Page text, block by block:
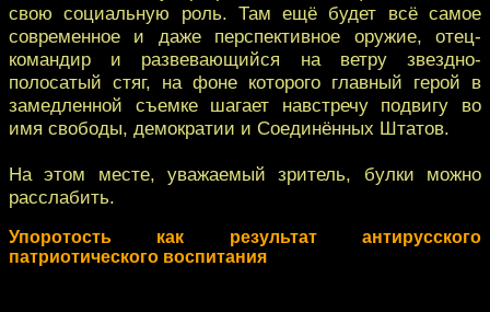
свою социальную роль. Там ещё будет всё самое
современное и даже перспективное оружие, отец-
командир и развевающийся на ветру звездно-
полосатый стяг, на фоне которого главный герой в
замедленной съемке шагает навстречу подвигу во
имя свободы, демократии и Соединённых Штатов.
На этом месте, уважаемый зритель, булки можно
расслабить.
Упоротость как результат антирусского
патриотического воспитания